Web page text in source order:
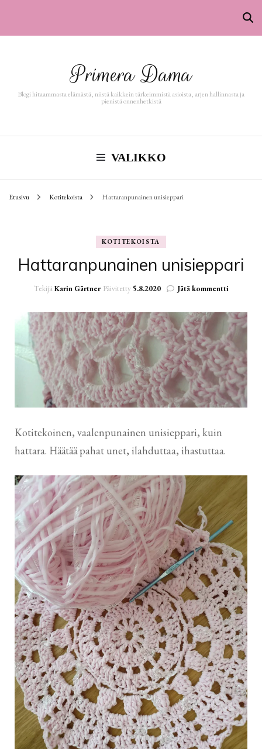
Primera Dama
Blogi hitaammasta elämästä, niistä kaikkein tärkeimmistä asioista, arjen hallinnasta ja
pienistä onnenhetkistä
VALIKKO
Etusivu Kotitekoista Hattaranpunainen unisieppari
KOTITEKOISTA
Hattaranpunainen unisieppari
TekijäKarin Gärtner Päivitetty 5.8.2020 Jätä kommentti
Kotitekoinen, vaalenpunainen unisieppari, kuin
hattara. Häätää pahat unet, ilahduttaa, ihastuttaa.